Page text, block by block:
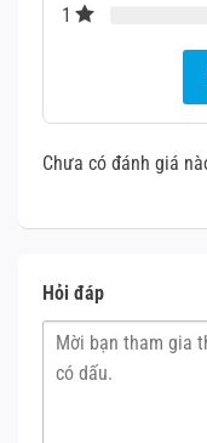
1
Chưa có đánh giá
Hỏi đáp